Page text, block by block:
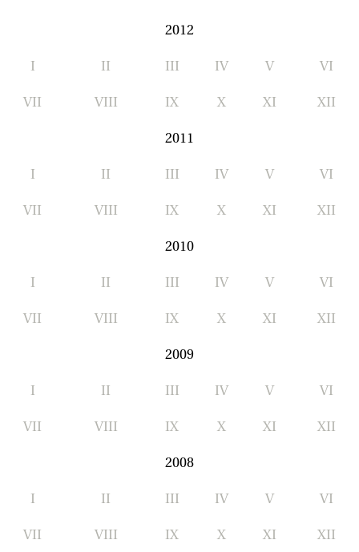
2012
I II III IV V VI
VII VIII IX X XI XII
2011
I II III IV V VI
VII VIII IX X XI XII
2010
I II III IV V VI
VII VIII IX X XI XII
2009
I II III IV V VI
VII VIII IX X XI XII
2008
I II III IV V VI
VII VIII IX X XI XII